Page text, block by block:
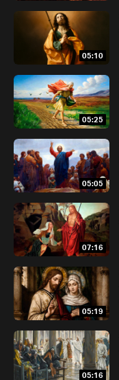
05:10
05:25
05:05
07:16
05:19
05:16